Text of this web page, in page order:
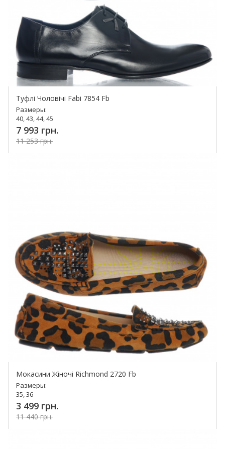
Туфлі Чоловічі Fabi 7854 Fb
Размеры:
40, 43, 44, 45
7 993 грн.
11 253 грн.
Мокасини Жіночі Richmond 2720 Fb
Размеры:
35, 36
3 499 грн.
11 440 грн.